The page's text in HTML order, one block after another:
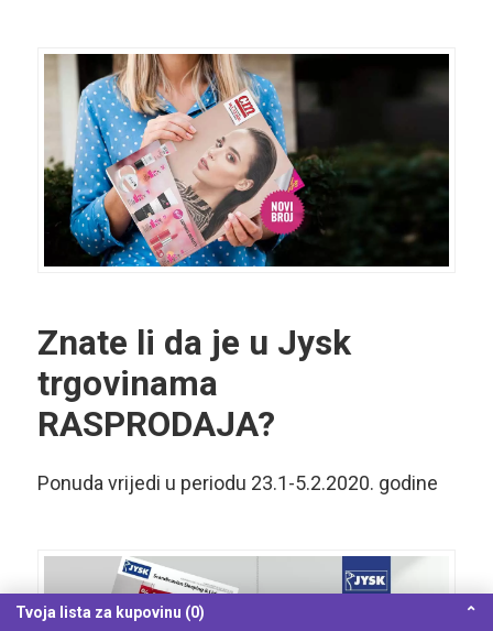
Znate li da je u Jysk
trgovinama
RASPRODAJA?
Ponuda vrijedi u periodu 23.1-5.2.2020. godine
Tvoja lista za kupovinu (0) ⌃